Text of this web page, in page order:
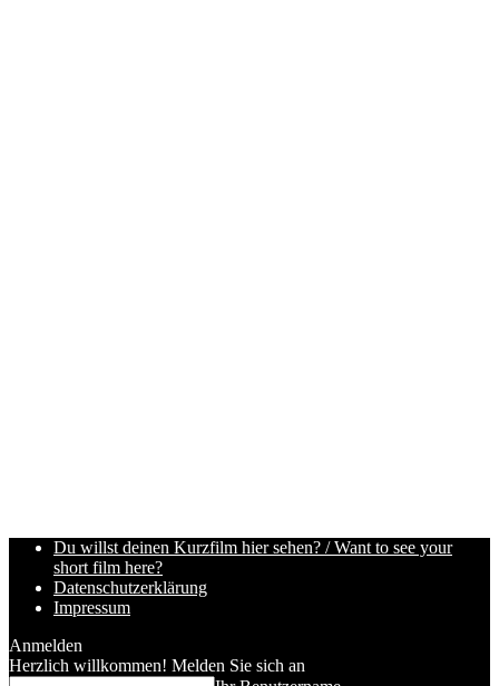
Du willst deinen Kurzfilm hier sehen? / Want to see your
short film here?
Datenschutzerklärung
Impressum
Anmelden
Herzlich willkommen! Melden Sie sich an